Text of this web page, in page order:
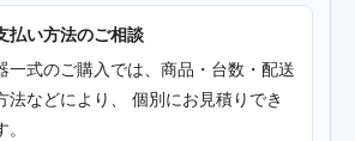
払い方法のご相談
一式のご購入では、商品・台数・配送
法などにより、 個別にお見積りでき